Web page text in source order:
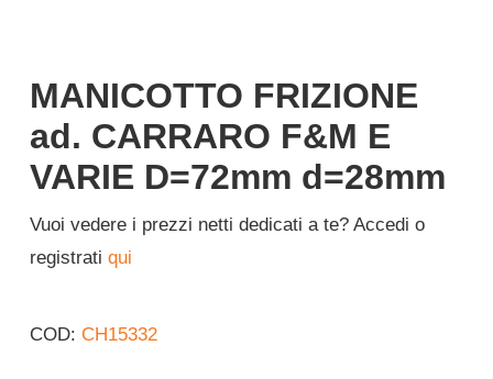
MANICOTTO FRIZIONE
ad. CARRARO F&M E
VARIE D=72mm d=28mm
Vuoi vedere i prezzi netti dedicati a te? Accedi o
registrati qui
COD: CH15332